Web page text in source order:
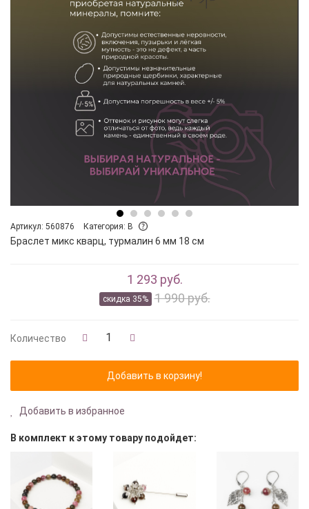
Артикул: 560876 Категория: B
Браслет микс кварц, турмалин 6 мм 18 см
1 293 руб.
скидка 35% 1 990 руб.
Количество
Добавить в избранное
В комплект к этому товару подойдет: